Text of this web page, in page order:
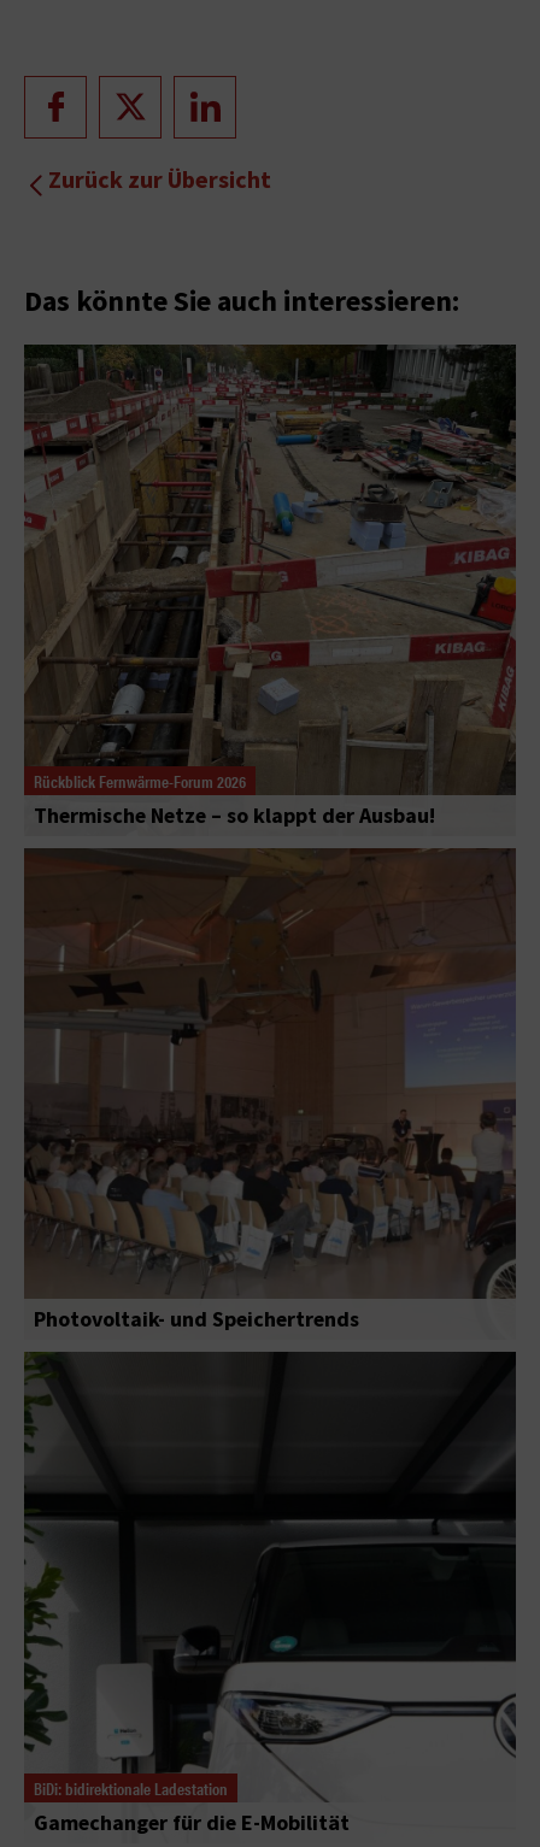
Zurück zur Übersicht
Das könnte Sie auch interessieren:
Rückblick Fernwärme-Forum 2026
Thermische Netze – so klappt der Ausbau!
Photovoltaik- und Speichertrends
BiDi: bidirektionale Ladestation
Gamechanger für die E-Mobilität